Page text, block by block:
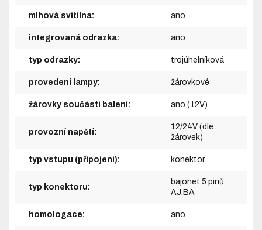
mlhová svítilna: ano
integrovaná odrazka: ano
typ odrazky: trojúhelníková
provedení lampy: žárovkové
žárovky součástí balení: ano (12V)
provozní napětí:
12/24V (dle
žárovek)
typ vstupu (připojení): konektor
typ konektoru:
bajonet 5 pinů
AJ.BA
homologace: ano